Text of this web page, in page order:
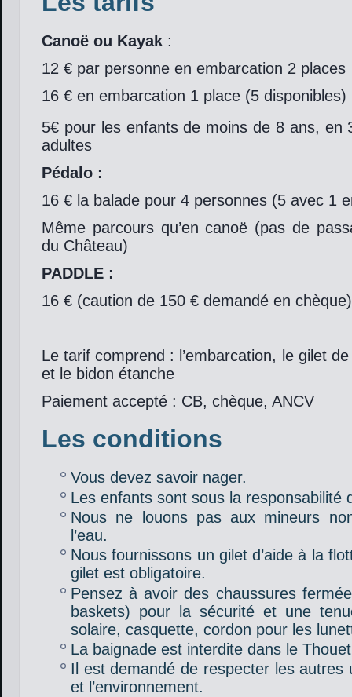
Canoë ou Kayak :
12 € par personne en embarcation 2 places
16 € en embarcation 1 place (5 disponibles)
5€ pour les enfants de moins de 8 ans, en
adultes
Pédalo :
16 € la balade pour 4 personnes (5 avec 1
Même parcours qu’en canoë (pas de
du Château)
PADDLE :
16 € (caution de 150 € demandé en chèque)
Le tarif comprend : l’embarcation, le gilet
et le bidon étanche
Paiement accepté : CB, chèque, ANCV
Les conditions
Vous devez savoir nager.
Les enfants sont sous la responsabilité
Nous ne louons pas aux mineurs
l’eau.
Nous fournissons un gilet d’aide à la
gilet est obligatoire.
Pensez à avoir des chaussures
baskets) pour la sécurité et une
solaire, casquette, cordon pour les
La baignade est interdite dans le
Il est demandé de respecter les autres
et l’environnement.